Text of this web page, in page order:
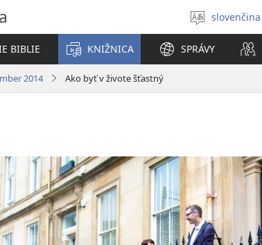
Výber
jazyka
slovenčina
BIBLIE KNIŽNICA SPRÁVY
2014 Ako byť v živote šťastný